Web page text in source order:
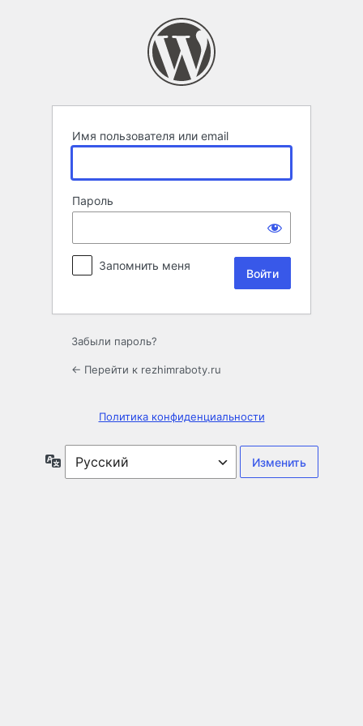
Имя пользователя или email
Пароль
Запомнить меня
Забыли пароль?
← Перейти к rezhimraboty.ru
Политика конфиденциальности
Язык